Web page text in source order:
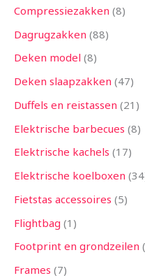
Compressiezakken 8
Dagrugzakken 88
Deken model 8
Deken slaapzakken 47
Duffels en reistassen 21
Elektrische barbecues 8
Elektrische kachels 17
Elektrische koelboxen 34
Fietstas accessoires 5
Flightbag 1
Footprint en grondzeilen
Frames 7